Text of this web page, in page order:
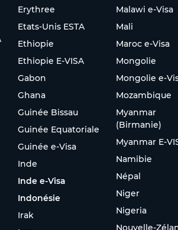
Erythree
Etats-Unis ESTA
Ethiopie
Ethiopie E-VISA
Gabon
Ghana
Guinée Bissau
Guinée Equatoriale
Guinée e-Visa
Inde
Inde e-Visa
Indonésie
Irak
Malawi e-Visa
Mali
Maroc e-Visa
Mongolie
Mongolie e-
Mozambique
Myanmar
(Birmanie)
Myanmar E-
Namibie
Népal
Niger
Nigeria
Nouvelle-